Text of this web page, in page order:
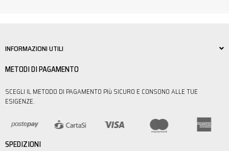
INFORMAZIONI UTILI
METODI DI PAGAMENTO
SCEGLI IL METODO DI PAGAMENTO PIù SICURO E CONSONO ALLE TUE
ESIGENZE.
SPEDIZIONI